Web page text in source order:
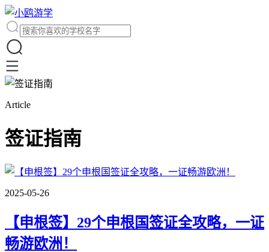
Article
签证指南
2025-05-26
【申根签】29个申根国签证全攻略，一证
畅游欧洲！